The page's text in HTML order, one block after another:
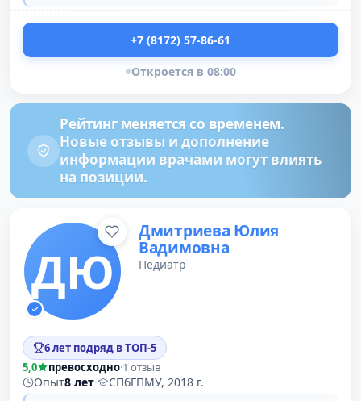
+7 (8172) 57-86-61
Откроется в 08:00
Рейтинг меняется со временем.
Новые отзывы и дополнение
информации врачами могут влиять
на позиции.
ДЮ
Дмитриева Юлия
Вадимовна
Педиатр
6 лет подряд в ТОП-5
5,0
превосходно·1 отзыв
Опыт8 лет·
СПбГПМУ, 2018 г.